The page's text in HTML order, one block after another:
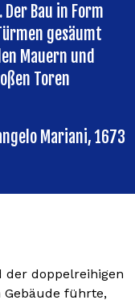
Bau in Form
gesäumt
Mauern und
Toren
Mariani, 1673
der doppelreihigen
führte,